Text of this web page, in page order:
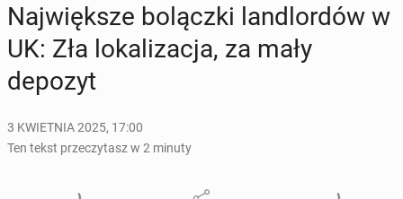
Naj­więk­sze bo­lącz­ki lan­dlor­dów w
UK: Zła lo­ka­li­za­cja, za mały
depozyt
3 KWIETNIA 2025, 17:00
Ten tekst przeczytasz w 2 minuty